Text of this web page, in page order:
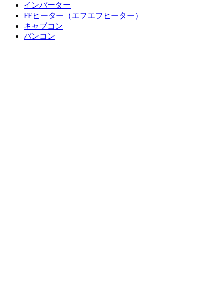
インバーター
FFヒーター（エフエフヒーター）
キャブコン
バンコン